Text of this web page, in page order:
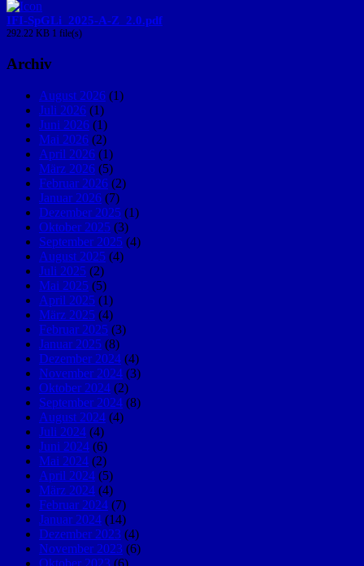
IFI-SpGLi_2025-A-Z_2.0.pdf
292.22 KB 1 file(s)
Archiv
August 2026 (1)
Juli 2026 (1)
Juni 2026 (1)
Mai 2026 (2)
April 2026 (1)
März 2026 (5)
Februar 2026 (2)
Januar 2026 (7)
Dezember 2025 (1)
Oktober 2025 (3)
September 2025 (4)
August 2025 (4)
Juli 2025 (2)
Mai 2025 (5)
April 2025 (1)
März 2025 (4)
Februar 2025 (3)
Januar 2025 (8)
Dezember 2024 (4)
November 2024 (3)
Oktober 2024 (2)
September 2024 (8)
August 2024 (4)
Juli 2024 (4)
Juni 2024 (6)
Mai 2024 (2)
April 2024 (5)
März 2024 (4)
Februar 2024 (7)
Januar 2024 (14)
Dezember 2023 (4)
November 2023 (6)
Oktober 2023 (6)